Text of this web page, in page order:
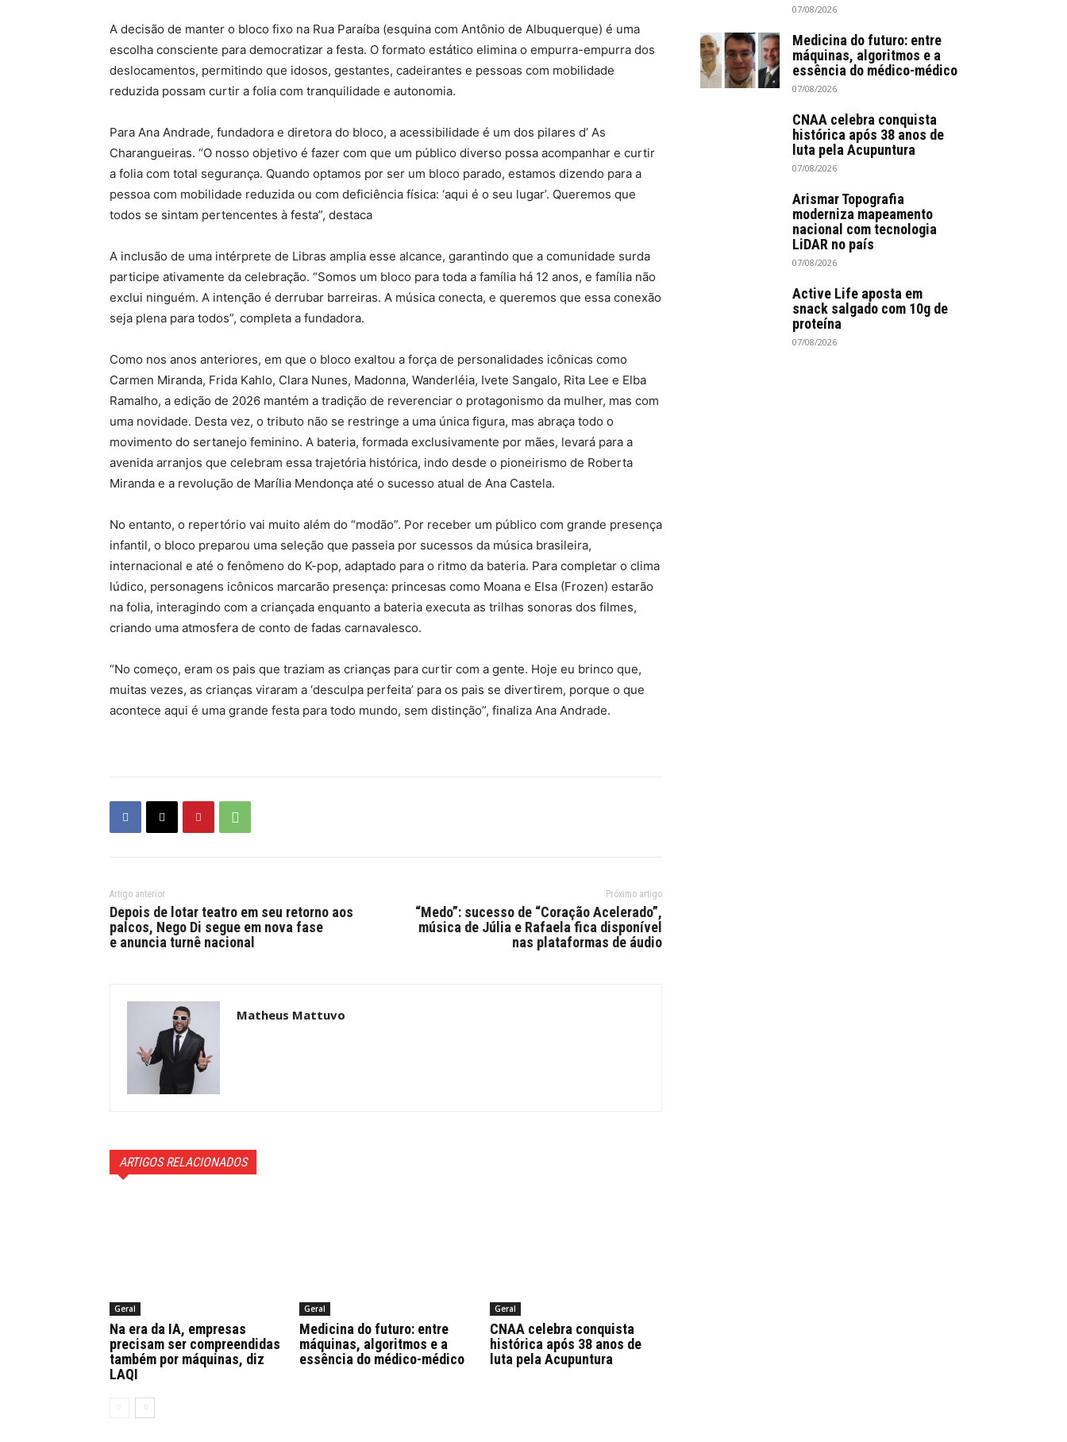
A decisão de manter o bloco fixo na Rua Paraíba (esquina com Antônio de Albuquerque) é uma
escolha consciente para democratizar a festa. O formato estático elimina o empurra-empurra dos
deslocamentos, permitindo que idosos, gestantes, cadeirantes e pessoas com mobilidade
reduzida possam curtir a folia com tranquilidade e autonomia.
Para Ana Andrade, fundadora e diretora do bloco, a acessibilidade é um dos pilares d’ As
Charangueiras. “O nosso objetivo é fazer com que um público diverso possa acompanhar e curtir
a folia com total segurança. Quando optamos por ser um bloco parado, estamos dizendo para a
pessoa com mobilidade reduzida ou com deficiência física: ‘aqui é o seu lugar’. Queremos que
todos se sintam pertencentes à festa”, destaca
A inclusão de uma intérprete de Libras amplia esse alcance, garantindo que a comunidade surda
participe ativamente da celebração. “Somos um bloco para toda a família há 12 anos, e família não
exclui ninguém. A intenção é derrubar barreiras. A música conecta, e queremos que essa conexão
seja plena para todos”, completa a fundadora.
Como nos anos anteriores, em que o bloco exaltou a força de personalidades icônicas como
Carmen Miranda, Frida Kahlo, Clara Nunes, Madonna, Wanderléia, Ivete Sangalo, Rita Lee e Elba
Ramalho, a edição de 2026 mantém a tradição de reverenciar o protagonismo da mulher, mas com
uma novidade. Desta vez, o tributo não se restringe a uma única figura, mas abraça todo o
movimento do sertanejo feminino. A bateria, formada exclusivamente por mães, levará para a
avenida arranjos que celebram essa trajetória histórica, indo desde o pioneirismo de Roberta
Miranda e a revolução de Marília Mendonça até o sucesso atual de Ana Castela.
No entanto, o repertório vai muito além do “modão”. Por receber um público com grande presença
infantil, o bloco preparou uma seleção que passeia por sucessos da música brasileira,
internacional e até o fenômeno do K-pop, adaptado para o ritmo da bateria. Para completar o clima
lúdico, personagens icônicos marcarão presença: princesas como Moana e Elsa (Frozen) estarão
na folia, interagindo com a criançada enquanto a bateria executa as trilhas sonoras dos filmes,
criando uma atmosfera de conto de fadas carnavalesco.
“No começo, eram os pais que traziam as crianças para curtir com a gente. Hoje eu brinco que,
muitas vezes, as crianças viraram a ‘desculpa perfeita’ para os pais se divertirem, porque o que
acontece aqui é uma grande festa para todo mundo, sem distinção”, finaliza Ana Andrade.
Artigo anterior
Depois de lotar teatro em seu retorno aos
palcos, Nego Di segue em nova fase
e anuncia turnê nacional
Próximo artigo
“Medo”: sucesso de “Coração Acelerado”,
música de Júlia e Rafaela fica disponível
nas plataformas de áudio
Matheus Mattuvo
ARTIGOS RELACIONADOS
Geral
Na era da IA, empresas
precisam ser compreendidas
também por máquinas, diz
LAQI
Geral
Medicina do futuro: entre
máquinas, algoritmos e a
essência do médico-médico
Geral
CNAA celebra conquista
histórica após 38 anos de
luta pela Acupuntura
07/08/2026
Medicina do futuro: entre
máquinas, algoritmos e a
essência do médico-médico
07/08/2026
CNAA celebra conquista
histórica após 38 anos de
luta pela Acupuntura
07/08/2026
Arismar Topografia
moderniza mapeamento
nacional com tecnologia
LiDAR no país
07/08/2026
Active Life aposta em
snack salgado com 10g de
proteína
07/08/2026